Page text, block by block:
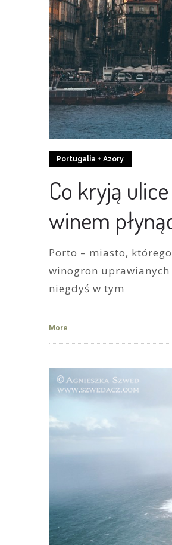
Portugalia + Azory
Co kryją
winem
Porto – miasto,
winogron uprawianych
niegdyś w tym
More